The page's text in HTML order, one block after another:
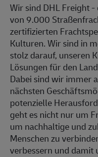
Wir sind DHL Freight -
von 9.000
zertifizierten
Kulturen. Wir sind in
stolz darauf, unseren
Lösungen für den
Dabei sind wir immer
nächsten
potenzielle
geht es nicht nur um
um nachhaltige und
Menschen zu
verbessern und damit